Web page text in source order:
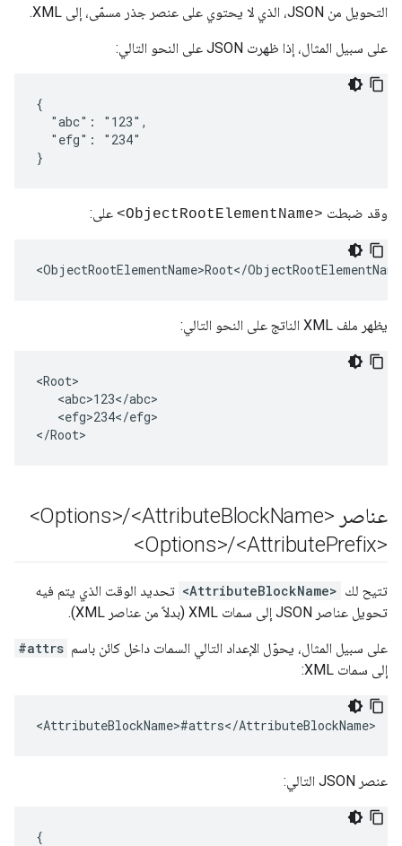
التحويل من JSON، الذي لا يحتوي على عنصر جذر مسمّى، إلى XML.
على سبيل المثال، إذا ظهرت JSON على النحو التالي:
{
  "abc": "123",
  "efg": "234"
}
وقد ضبطت <ObjectRootElementName> على:
<ObjectRootElementName>Root</
يظهر ملف XML الناتج على النحو التالي:
<Root>
   <abc>123</abc>
   <efg>234</efg>
</Root>
عناصر <Options> /<AttributeBlockName>
<Options>
/<AttributePrefix>
تتيح لك <AttributeBlockName> تحديد الوقت الذي يتم فيه
تحويل عناصر JSON إلى سمات XML (بدلاً من عناصر XML).
على سبيل المثال، يحوّل الإعداد التالي السمات داخل كائن باسم #attrs
إلى سمات XML:
<AttributeBlockName>#attrs</AttributeBlockName>
عنصر JSON التالي:
{